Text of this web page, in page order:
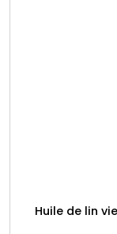
Huile de lin